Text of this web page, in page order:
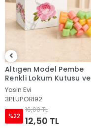
Altıgen Model Pembe
Renkli Lokum Kutusu ve
Mevlüt Şekeri
Yasin Evi
3PLUPORI92
%22
16,00 TL
12,50 TL